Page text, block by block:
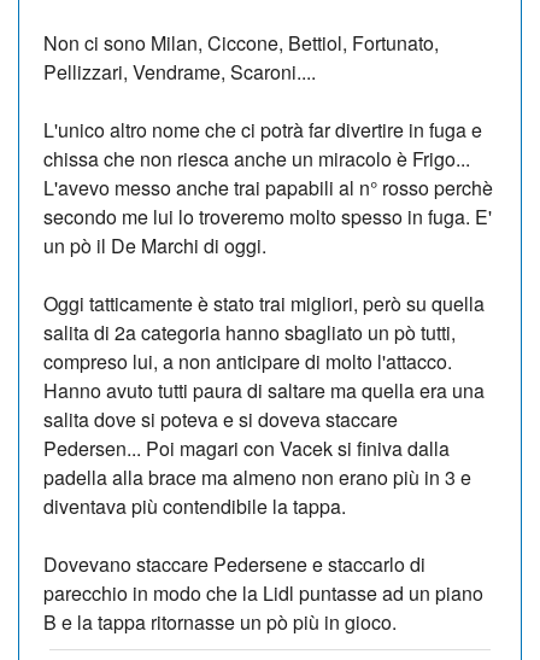
Non ci sono Milan, Ciccone, Bettiol, Fortunato,
Pellizzari, Vendrame, Scaroni....
L'unico altro nome che ci potrà far divertire in fuga e
chissa che non riesca anche un miracolo è Frigo...
L'avevo messo anche trai papabili al n° rosso perchè
secondo me lui lo troveremo molto spesso in fuga. E'
un pò il De Marchi di oggi.
Oggi tatticamente è stato trai migliori, però su quella
salita di 2a categoria hanno sbagliato un pò tutti,
compreso lui, a non anticipare di molto l'attacco.
Hanno avuto tutti paura di saltare ma quella era una
salita dove si poteva e si doveva staccare
Pedersen... Poi magari con Vacek si finiva dalla
padella alla brace ma almeno non erano più in 3 e
diventava più contendibile la tappa.
Dovevano staccare Pedersene e staccarlo di
parecchio in modo che la Lidl puntasse ad un piano
B e la tappa ritornasse un pò più in gioco.